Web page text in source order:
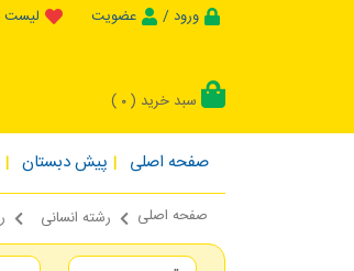
ورود / عضویت لیست
سبد خرید ( 0
)
صفحه اصلی پیش دبستان
صفحه اصلی رشته انسانی